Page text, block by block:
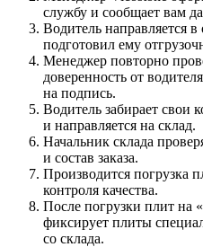
службу и сообщает вам
Водитель направляется
подготовил ему
Менеджер повторно
доверенность от
на подпись.
Водитель забирает свои
и направляется на склад.
Начальник склада
и состав заказа.
Производится погрузка
контроля качества.
После погрузки плит на
фиксирует плиты
со склада.